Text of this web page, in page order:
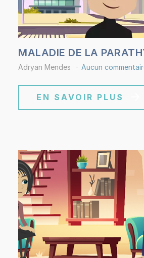
MALADIE DE LA
Adryan Mendes Aucun
EN SAVOIR PLUS